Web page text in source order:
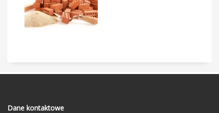
Dane kontaktowe